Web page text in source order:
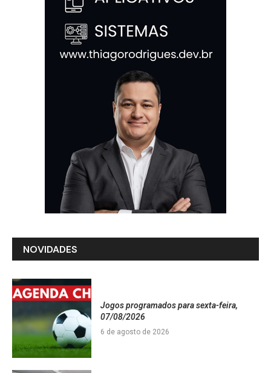
NOVIDADES
Jogos programados para sexta-feira,
07/08/2026
6 de agosto de 2026